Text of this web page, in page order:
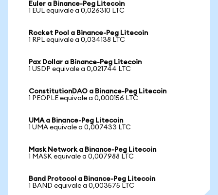
Euler a Binance-Peg Litecoin
1 EUL equivale a 0,026310 LTC
Rocket Pool a Binance-Peg Litecoin
1 RPL equivale a 0,034138 LTC
Pax Dollar a Binance-Peg Litecoin
1 USDP equivale a 0,021744 LTC
ConstitutionDAO a Binance-Peg Litecoin
1 PEOPLE equivale a 0,000156 LTC
UMA a Binance-Peg Litecoin
1 UMA equivale a 0,007433 LTC
Mask Network a Binance-Peg Litecoin
1 MASK equivale a 0,007988 LTC
Band Protocol a Binance-Peg Litecoin
1 BAND equivale a 0,003575 LTC